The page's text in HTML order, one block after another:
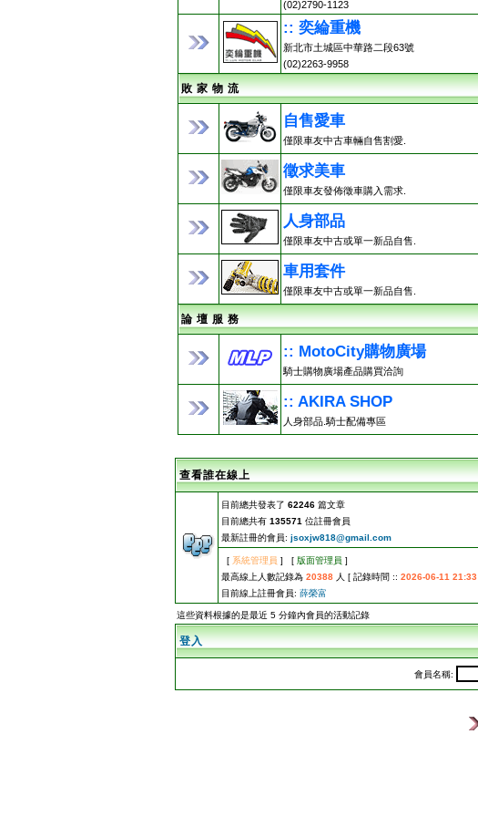
(02)2790-1123
:: 奕綸重機
新北市土城區中華路二段63號
(02)2263-9958
敗 家 物 流
自售愛車
僅限車友中古車輛自售割愛.
徵求美車
僅限車友發佈徵車購入需求.
人身部品
僅限車友中古或單一新品自售.
車用套件
僅限車友中古或單一新品自售.
論 壇 服 務
:: MotoCity購物廣場
騎士購物廣場產品購買洽詢
:: AKIRA SHOP
人身部品.騎士配備專區
查看誰在線上
目前總共發表了 62246 篇文章
目前總共有 135571 位註冊會員
最新註冊的會員: jsoxjw818@gmail.com
[ 系統管理員 ] [ 版面管理員 ]
最高線上人數記錄為 20388 人 [ 記錄時間 :: 2026-06-11 21:33
目前線上註冊會員: 薛榮富
這些資料根據的是最近 5 分鐘內會員的活動記錄
登入
會員名稱: